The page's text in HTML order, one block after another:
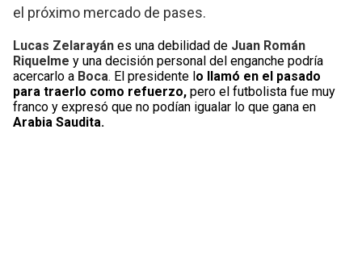
el próximo mercado de pases.
Lucas Zelarayán es una debilidad de Juan Román
Riquelme y una decisión personal del enganche podría
acercarlo a Boca. El presidente lo llamó en el pasado
para traerlo como refuerzo, pero el futbolista fue muy
franco y expresó que no podían igualar lo que gana en
Arabia Saudita.